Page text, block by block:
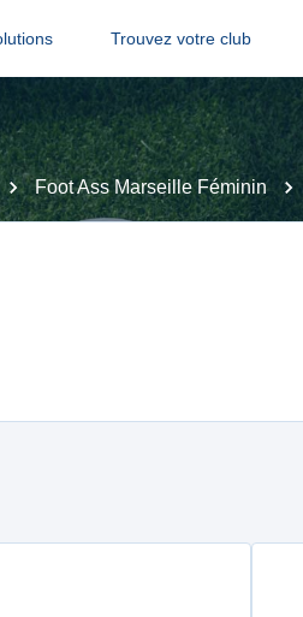
Trouvez votre club
Foot Ass Marseille Féminin